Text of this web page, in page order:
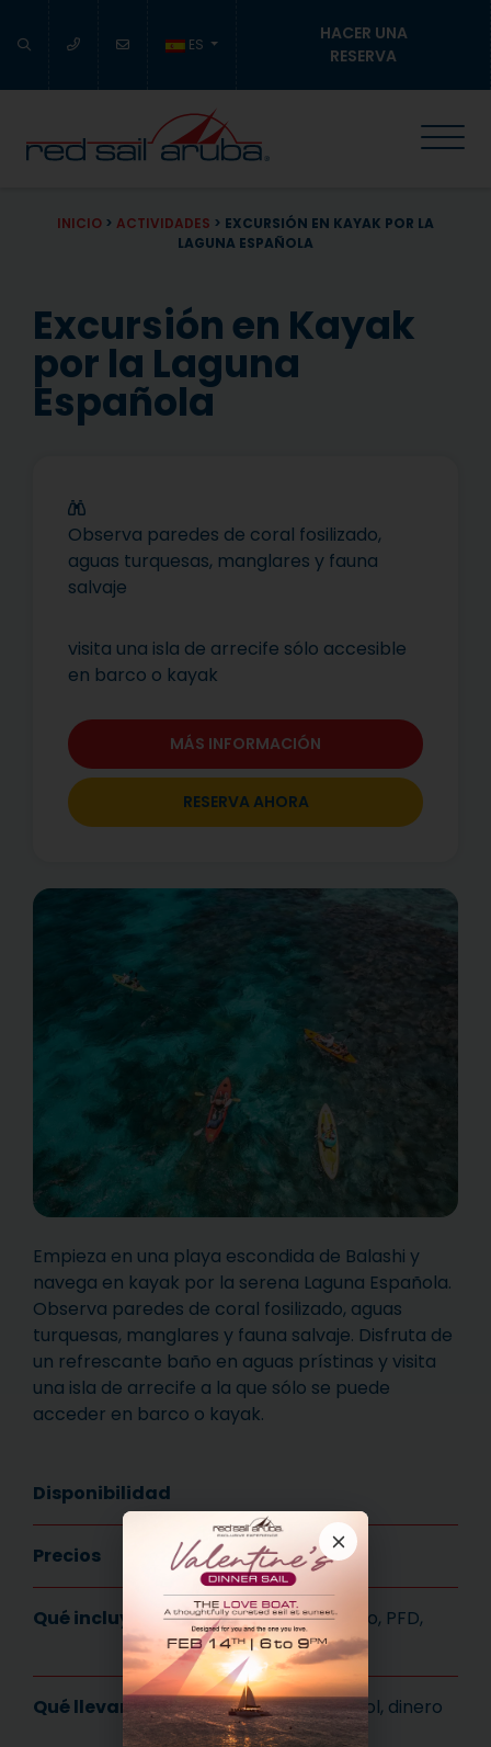
ES
HACER UNA
RESERVA
INICIO > ACTIVIDADES > EXCURSIÓN EN KAYAK POR LA
LAGUNA ESPAÑOLA
Excursión en Kayak
por la Laguna
Española
Empieza en una playa escondida de Balashi y
navega en kayak por la serena Laguna Española.
Observa paredes de coral fosilizado, aguas
turquesas, manglares y fauna salvaje. Disfruta de
un refrescante baño en aguas prístinas y visita
una isla de arrecife a la que sólo se puede
acceder en barco o kayak.
Disponibilidad
Precios Adulto: 80,00
Qué incluye
Kayak de pedales, remo, PFD,
bolsa seca, agua
Qué llevar
Sombrero y gafas de sol, dinero
extra
Observa paredes de coral fosilizado,
aguas turquesas, manglares y fauna
salvaje
visita una isla de arrecife sólo accesible
en barco o kayak
MÁS INFORMACIÓN
RESERVA AHORA